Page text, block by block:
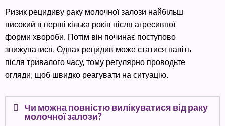
Ризик рецидиву раку молочної залози найбільш
високий в перші кілька років після агресивної
форми хвороби. Потім він починає поступово
знижуватися. Однак рецидив може статися навіть
після тривалого часу, тому регулярно проводьте
огляди, щоб швидко реагувати на ситуацію.
Чи можна повністю вилікуватися від раку
молочної залози?